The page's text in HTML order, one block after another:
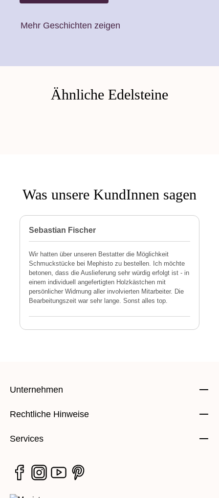
Mehr Geschichten zeigen
Ähnliche Edelsteine
Was unsere KundInnen sagen
Sebastian Fischer
Wir hatten über unseren Bestatter die Möglichkeit
Schmuckstücke bei Mephisto zu bestellen. Ich möchte
betonen, dass die Auslieferung sehr würdig erfolgt ist - in
einem individuell angefertigten Holzkästchen mit
persönlicher Widmung aller involvierten Mitarbeiter. Die
Bearbeitungszeit war sehr lange. Sonst alles top.
Unternehmen
Rechtliche Hinweise
Services